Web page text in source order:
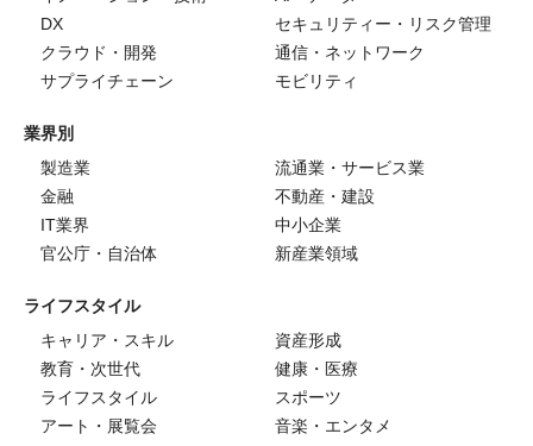
DX
セキュリティー・リスク管理
クラウド・開発
通信・ネットワーク
サプライチェーン
モビリティ
業界別
製造業
流通業・サービス業
金融
不動産・建設
IT業界
中小企業
官公庁・自治体
新産業領域
ライフスタイル
キャリア・スキル
資産形成
教育・次世代
健康・医療
ライフスタイル
スポーツ
アート・展覧会
音楽・エンタメ